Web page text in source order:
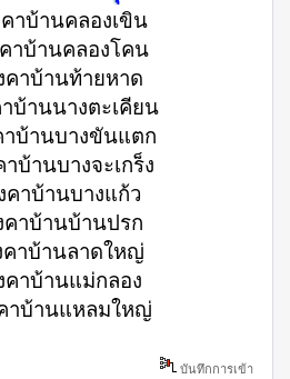
าบ้านคลองเขิน
าบ้านคลองโคน
คาบ้านท้ายหาด
บ้านนางตะเคียน
าบ้านบางขันแตก
บ้านบางจะเกร็ง
คาบ้านบางแก้ว
คาบ้านบ้านปรก
คาบ้านลาดใหญ่
คาบ้านแม่กลอง
าบ้านแหลมใหญ่
บันทึกการเข้า